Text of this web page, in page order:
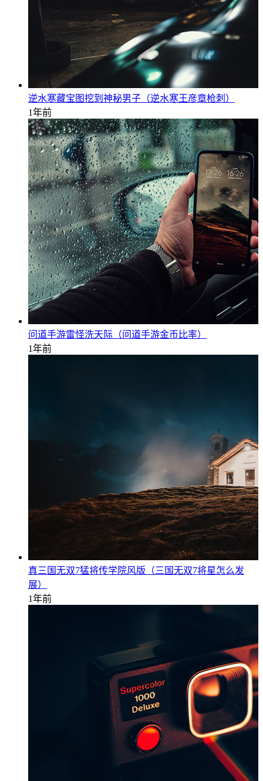
逆水寒藏宝图挖到神秘男子（逆水寒王彦章枪刺）
1年前
问道手游雷怪洗天际（问道手游金币比率）
1年前
真三国无双7猛将传学院风版（三国无双7将星怎么发
展）
1年前